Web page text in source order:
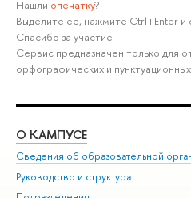
Нашли опечатку?
Выделите её, нажмите Ctrl+Enter и
Спасибо за участие!
Сервис предназначен только для
орфографических и
О КАМПУСЕ
Сведения об образовательной
Руководство и структура